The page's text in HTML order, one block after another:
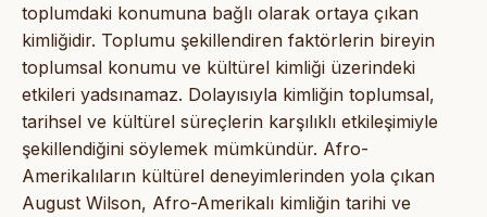
toplumdaki konumuna bağlı olarak ortaya çıkan
kimliğidir. Toplumu şekillendiren faktörlerin bireyin
toplumsal konumu ve kültürel kimliği üzerindeki
etkileri yadsınamaz. Dolayısıyla kimliğin toplumsal,
tarihsel ve kültürel süreçlerin karşılıklı etkileşimiyle
şekillendiğini söylemek mümkündür. Afro-
Amerikalıların kültürel deneyimlerinden yola çıkan
August Wilson, Afro-Amerikalı kimliğin tarihi ve